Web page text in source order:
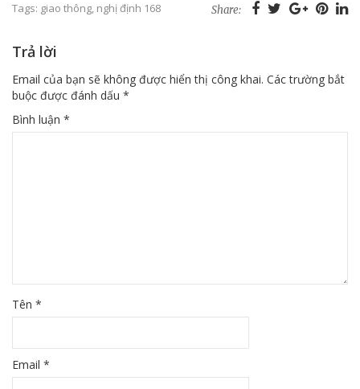
Tags: giao thông, nghị định 168 Share:
Trả lời
Email của bạn sẽ không được hiển thị công khai. Các trường bắt
buộc được đánh dấu *
Bình luận *
Tên *
Email *